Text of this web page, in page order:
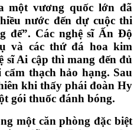
một vương quốc lớn đã
nước đến dự cuộc thi
đế”. Các nghệ sĩ Ấn Độ
và các thứ đá hoa kim
sĩ Ai cập thì mang đến đủ
thạch hảo hạng. Sau
khi thấy phái đoàn Hy
gói thuốc đánh bóng.
một căn phòng đặc biệt